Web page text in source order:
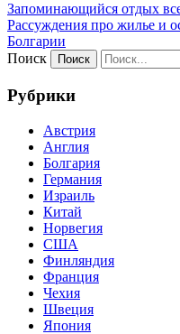
Запоминающийся отдых
Рассуждения про жилье и
Болгарии
Поиск
Рубрики
Австрия
Англия
Болгария
Германия
Израиль
Китай
Норвегия
США
Финляндия
Франция
Чехия
Швеция
Япония